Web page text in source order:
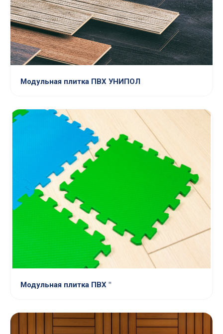
Модульная плитка ПВХ УНИПОЛ
Модульная плитка ПВХ "